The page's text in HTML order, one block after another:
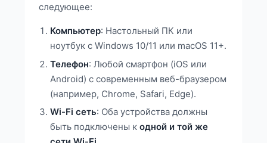
следующее:
Компьютер: Настольный ПК или
ноутбук с Windows 10/11 или macOS 11+.
Телефон: Любой смартфон (iOS или
Android) с современным веб-браузером
(например, Chrome, Safari, Edge).
Wi-Fi сеть: Оба устройства должны
быть подключены к одной и той же